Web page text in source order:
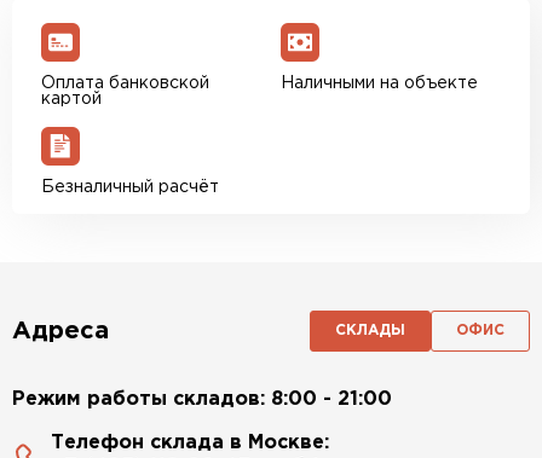
Оплата банковской
картой
Наличными на объекте
Безналичный расчёт
Адреса СКЛАДЫ ОФИС
Режим работы складов: 8:00 - 21:00
Телефон склада в Москве: